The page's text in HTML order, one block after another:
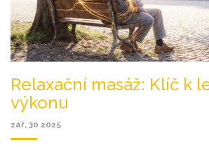
Relaxační masáž: Klíč k
výkonu
zář, 30 2025